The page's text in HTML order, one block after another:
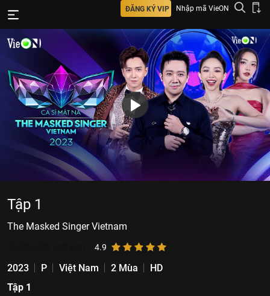
ĐĂNG KÝ VIP Nhập mã VieON
Tập 1
The Masked Singer Vietnam
4.9
2023 P Việt Nam 2 Mùa
HD
Tập 1